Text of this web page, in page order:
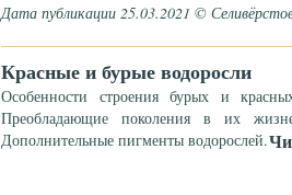
Дата публикации 25.03.2021 ©
Красные и бурые водоросли
Особенности строения бурых и
Преобладающие поколения в их
Дополнительные пигменты водорослей.